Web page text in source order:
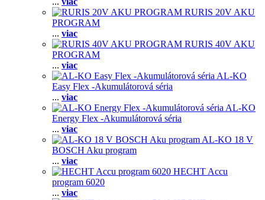
RURIS 20V AKU
PROGRAM
... viac
RURIS 40V AKU
PROGRAM
... viac
AL-KO
Easy Flex -Akumulátorová séria
... viac
AL-KO
Energy Flex -Akumulátorová séria
... viac
AL-KO 18 V
BOSCH Aku program
... viac
HECHT Accu
program 6020
... viac